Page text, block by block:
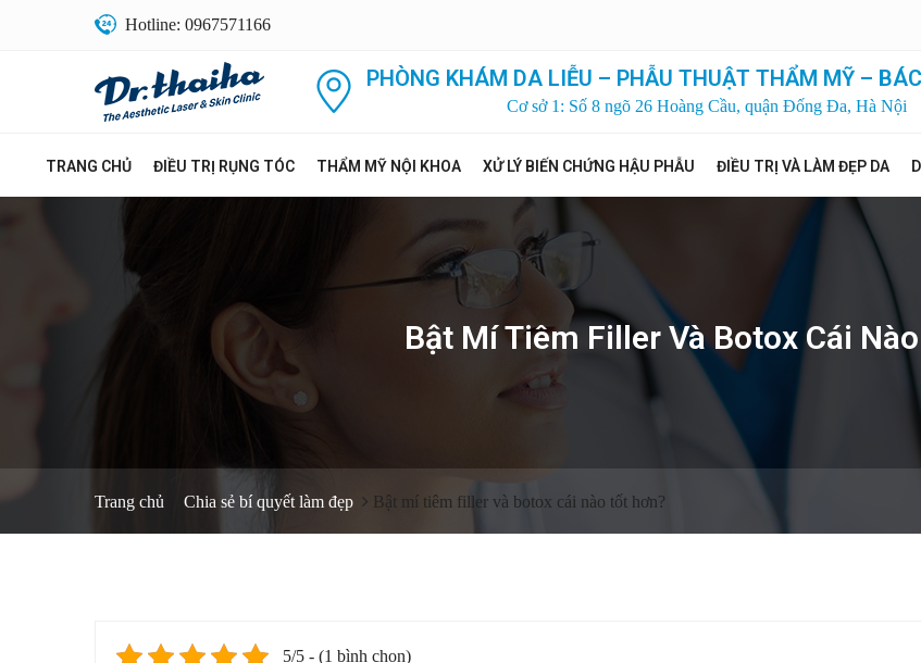
Hotline: 0967571166
PHÒNG KHÁM DA LIỄU – PHẪU THUẬT THẨM MỸ –
Cơ sở 1: Số 8 ngõ 26 Hoàng Cầu, quận Đống Đa, Hà Nội
TRANG CHỦ ĐIỀU TRỊ RỤNG TÓC THẨM MỸ NỘI KHOA XỬ LÝ BIẾN CHỨNG HẬU PHẪU ĐIỀU TRỊ VÀ LÀM ĐẸP DA
Bật Mí Tiêm Filler Và Botox Cái
Trang chủ Chia sẻ bí quyết làm đẹp Bật mí tiêm filler và botox cái nào tốt hơn?
5/5 - (1 bình chọn)